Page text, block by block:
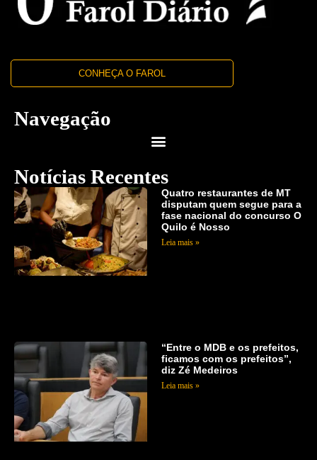
CONHEÇA O FAROL
Navegação
Notícias Recentes
Quatro restaurantes de MT
disputam quem segue para a
fase nacional do concurso O
Quilo é Nosso
Leia mais »
“Entre o MDB e os prefeitos,
ficamos com os prefeitos”,
diz Zé Medeiros
Leia mais »